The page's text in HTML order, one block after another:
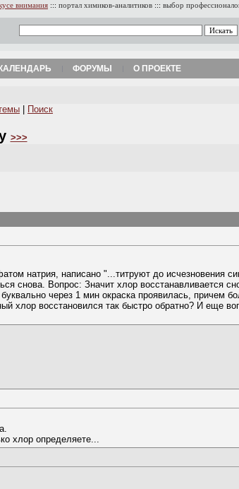
внимания ::: портал химиков-аналитиков ::: выбор
КАЛЕНДАРЬ ФОРУМЫ О ПРОЕКТЕ
Поиск
>>>
натрия, написано "...титруют до исчезновения
снова. Вопрос: Значит хлор восстанавливается
через 1 мин окраска проявилась, причем
хлор восстановился так быстро обратно? И еще
хлор определяете...